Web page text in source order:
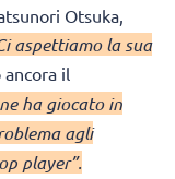
Otsuka,
aspettiamo la sua
il
ha giocato in
agli
player”.